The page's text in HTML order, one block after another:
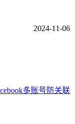
2024-11-06